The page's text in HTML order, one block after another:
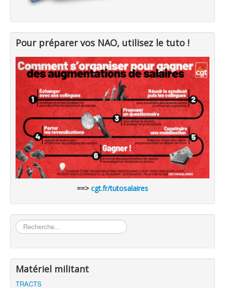
Pour préparer vos NAO, utilisez le tuto !
==> cgt.fr/tutosalaires
Rechercher
Matériel militant
TRACTS